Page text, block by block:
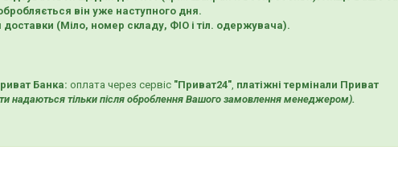
він уже наступного дня.
(Міло, номер складу, ФІО і тіл. одержувача).
Банка: оплата через сервіс "Приват24" платіжні термінали Приват
надаються тільки після оброблення Вашого замовлення менеджером).